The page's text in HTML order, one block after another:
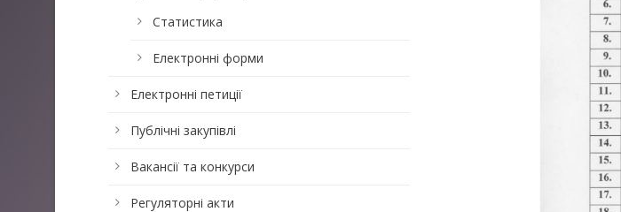
Статистика
Електронні форми
Електронні петиції
Публічні закупівлі
Вакансії та конкурси
Регуляторні акти